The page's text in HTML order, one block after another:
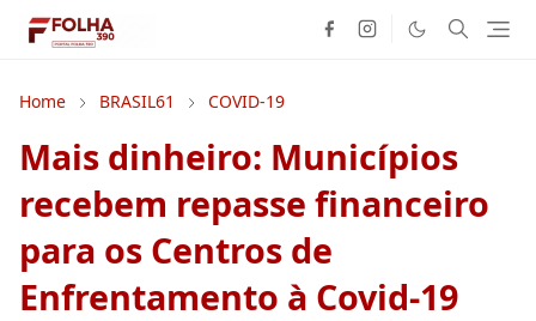
Home BRASIL61 COVID-19
Mais dinheiro: Municípios
recebem repasse financeiro
para os Centros de
Enfrentamento à Covid-19